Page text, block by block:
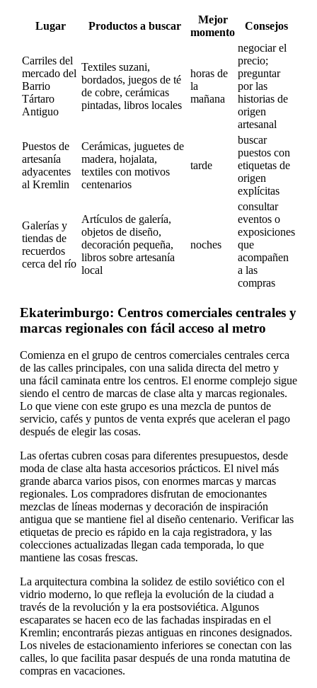
Lugar Productos a buscar
Mejor
momento
Consejos
Carriles del
mercado del
Barrio
Tártaro
Antiguo
Textiles suzani,
bordados, juegos de té
de cobre, cerámicas
pintadas, libros locales
horas de
la
mañana
negociar el
precio;
preguntar
por las
historias de
origen
artesanal
Puestos de
artesanía
adyacentes
al Kremlin
Cerámicas, juguetes de
madera, hojalata,
textiles con motivos
centenarios
tarde
buscar
puestos con
etiquetas de
origen
explícitas
Galerías y
tiendas de
recuerdos
cerca del río
Artículos de galería,
objetos de diseño,
decoración pequeña,
libros sobre artesanía
local
noches
consultar
eventos o
exposiciones
que
acompañen
a las
compras
Ekaterimburgo: Centros comerciales centrales y
marcas regionales con fácil acceso al metro
Comienza en el grupo de centros comerciales centrales cerca
de las calles principales, con una salida directa del metro y
una fácil caminata entre los centros. El enorme complejo sigue
siendo el centro de marcas de clase alta y marcas regionales.
Lo que viene con este grupo es una mezcla de puntos de
servicio, cafés y puntos de venta exprés que aceleran el pago
después de elegir las cosas.
Las ofertas cubren cosas para diferentes presupuestos, desde
moda de clase alta hasta accesorios prácticos. El nivel más
grande abarca varios pisos, con enormes marcas y marcas
regionales. Los compradores disfrutan de emocionantes
mezclas de líneas modernas y decoración de inspiración
antigua que se mantiene fiel al diseño centenario. Verificar las
etiquetas de precio es rápido en la caja registradora, y las
colecciones actualizadas llegan cada temporada, lo que
mantiene las cosas frescas.
La arquitectura combina la solidez de estilo soviético con el
vidrio moderno, lo que refleja la evolución de la ciudad a
través de la revolución y la era postsoviética. Algunos
escaparates se hacen eco de las fachadas inspiradas en el
Kremlin; encontrarás piezas antiguas en rincones designados.
Los niveles de estacionamiento inferiores se conectan con las
calles, lo que facilita pasar después de una ronda matutina de
compras en vacaciones.